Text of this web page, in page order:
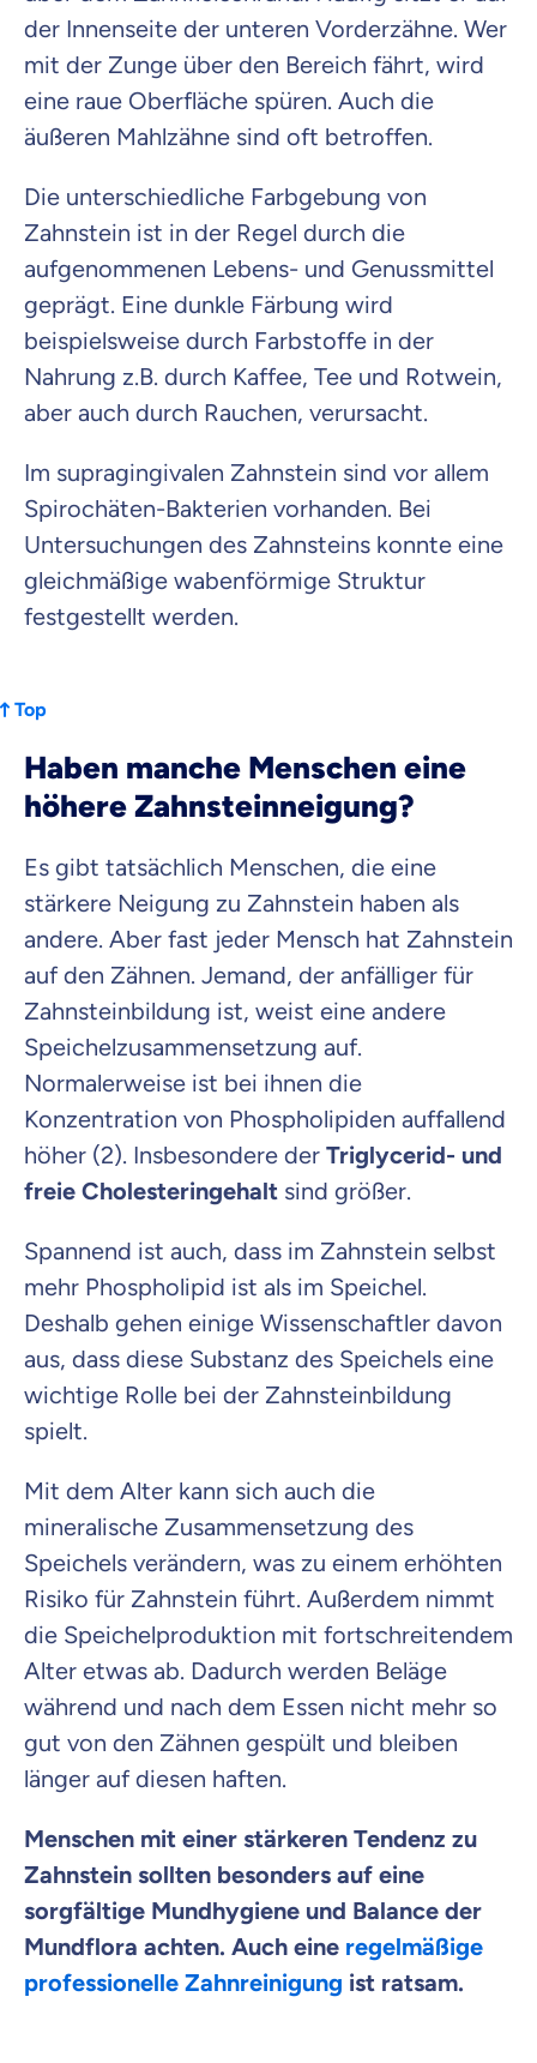
der Innenseite der unteren Vorderzähne. Wer
mit der Zunge über den Bereich fährt, wird
eine raue Oberfläche spüren. Auch die
äußeren Mahlzähne sind oft betroffen.
Die unterschiedliche Farbgebung von
Zahnstein ist in der Regel durch die
aufgenommenen Lebens- und Genussmittel
geprägt. Eine dunkle Färbung wird
beispielsweise durch Farbstoffe in der
Nahrung z.B. durch Kaffee, Tee und Rotwein,
aber auch durch Rauchen, verursacht.
Im supragingivalen Zahnstein sind vor allem
Spirochäten-Bakterien vorhanden. Bei
Untersuchungen des Zahnsteins konnte eine
gleichmäßige wabenförmige Struktur
festgestellt werden.
Top
Haben manche Menschen eine
höhere Zahnsteinneigung?
Es gibt tatsächlich Menschen, die eine
stärkere Neigung zu Zahnstein haben als
andere. Aber fast jeder Mensch hat Zahnstein
auf den Zähnen. Jemand, der anfälliger für
Zahnsteinbildung ist, weist eine andere
Speichelzusammensetzung auf.
Normalerweise ist bei ihnen die
Konzentration von Phospholipiden auffallend
höher (2). Insbesondere der Triglycerid- und
freie Cholesteringehalt sind größer.
Spannend ist auch, dass im Zahnstein selbst
mehr Phospholipid ist als im Speichel.
Deshalb gehen einige Wissenschaftler davon
aus, dass diese Substanz des Speichels eine
wichtige Rolle bei der Zahnsteinbildung
spielt.
Mit dem Alter kann sich auch die
mineralische Zusammensetzung des
Speichels verändern, was zu einem erhöhten
Risiko für Zahnstein führt. Außerdem nimmt
die Speichelproduktion mit fortschreitendem
Alter etwas ab. Dadurch werden Beläge
während und nach dem Essen nicht mehr so
gut von den Zähnen gespült und bleiben
länger auf diesen haften.
Menschen mit einer stärkeren Tendenz zu
Zahnstein sollten besonders auf eine
sorgfältige Mundhygiene und Balance der
Mundflora achten. Auch eine regelmäßige
professionelle Zahnreinigung ist ratsam.